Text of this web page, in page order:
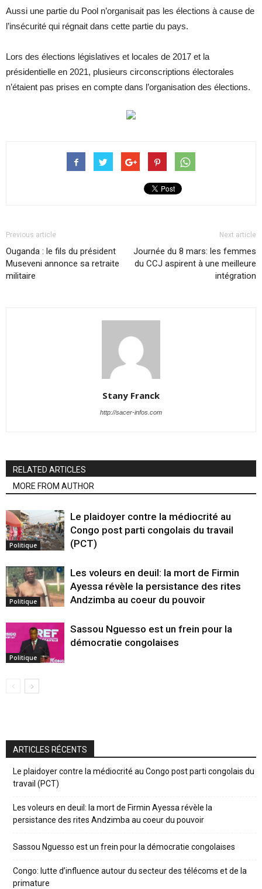
Aussi une partie du Pool n’organisait pas les élections à cause de
l’insécurité qui régnait dans cette partie du pays.
Lors des élections législatives et locales de 2017 et la
présidentielle en 2021, plusieurs circonscriptions électorales
n’étaient pas prises en compte dans l’organisation des élections.
Previous article
Ouganda : le fils du président
Museveni annonce sa retraite
militaire
Next article
Journée du 8 mars: les femmes
du CCJ aspirent à une meilleure
intégration
Stany Franck
http://sacer-infos.com
RELATED ARTICLES
MORE FROM AUTHOR
Politique
Le plaidoyer contre la médiocrité au
Congo post parti congolais du travail
(PCT)
Politique
Les voleurs en deuil: la mort de Firmin
Ayessa révèle la persistance des rites
Andzimba au coeur du pouvoir
Politique
Sassou Nguesso est un frein pour la
démocratie congolaises
ARTICLES RÉCENTS
Le plaidoyer contre la médiocrité au Congo post parti congolais du
travail (PCT)
Les voleurs en deuil: la mort de Firmin Ayessa révèle la
persistance des rites Andzimba au coeur du pouvoir
Sassou Nguesso est un frein pour la démocratie congolaises
Congo: lutte d’influence autour du secteur des télécoms et de la
primature